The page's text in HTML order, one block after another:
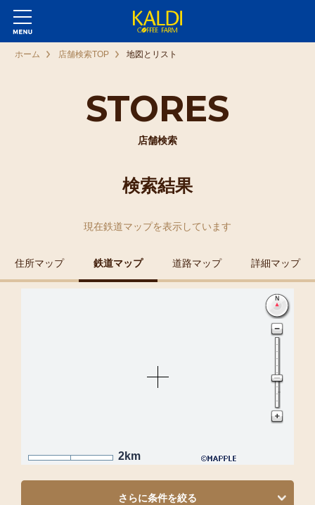
STORES
店舗検索
ホーム 店舗検索TOP 地図とリスト
検索結果
現在鉄道マップを表示しています
住所マップ 鉄道マップ 道路マップ 詳細マップ
2km
さらに条件を絞る